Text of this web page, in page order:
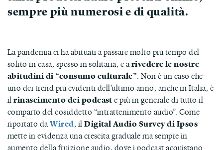
sempre più numerosi e di qualità.
La pandemia ci ha abituati a passare molto più tempo del
solito in casa, spesso in solitaria, e arivedere le nostre
abitudini di “consumo culturale”. Non è un caso che
uno dei trend più evidenti dell’ultimo anno, anche in Italia, è
ilrinascimento dei podcaste più in generale di tutto il
comparto del cosiddetto “intrattenimento audio”. Come
riportato daWired, ilDigital Audio Survey di Ipsos
mette in evidenza una crescita graduale ma sempre in
aumento della fruizione audio, dove i podcast acquistano